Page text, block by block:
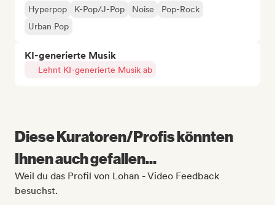
Hyperpop K-Pop/J-Pop Noise
Pop-Rock
Urban Pop
KI-generierte Musik
Lehnt KI-generierte Musik ab
Diese Kuratoren/Profis könnten
Ihnen auch gefallen...
Weil du das Profil von Lohan - Video Feedback
besuchst.